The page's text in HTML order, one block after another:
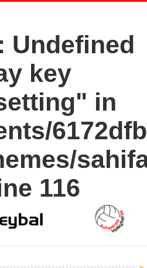
: Undefined
key
in
116